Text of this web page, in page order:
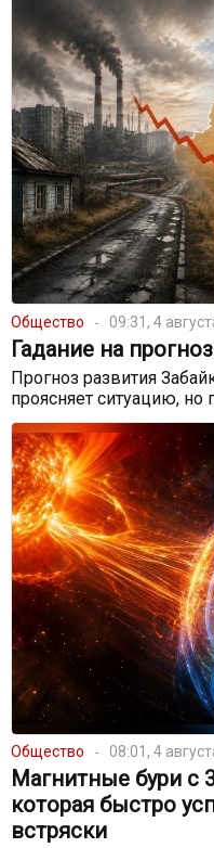
Общество 09:31, 4
Гадание на
Прогноз развития
проясняет ситуацию,
Общество 08:01, 4
Магнитные бури с
которая быстро
встряски